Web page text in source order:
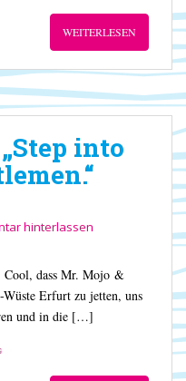
WEITERLESEN
into
hinterlassen
Cool, dass Mr. Mojo &
Erfurt zu jetten, uns
und in die […]